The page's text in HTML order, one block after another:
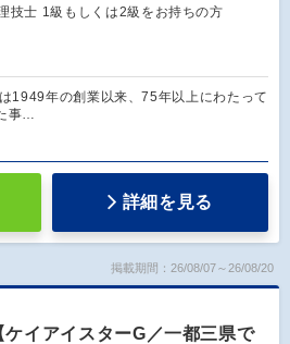
技士 1級もしくは2級をお持ちの方
1949年の創業以来、75年以上にわたって
事…
詳細を見る
掲載期間：26/08/07～26/08/20
イアイスターG／一都三県で